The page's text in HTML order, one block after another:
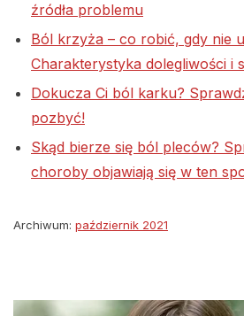
źródła problemu
Ból krzyża – co robić, gdy nie
Charakterystyka dolegliwości i
Dokucza Ci ból karku?
pozbyć!
Skąd bierze się ból pleców?
choroby objawiają się w ten
Archiwum: październik 2021